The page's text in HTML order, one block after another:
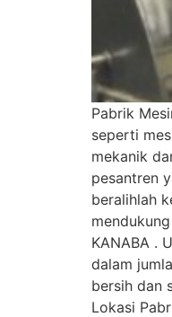
Pabrik
seperti
mekanik
pesantren
beralihlah
KANABA .
dalam
bersih dan
Lokasi